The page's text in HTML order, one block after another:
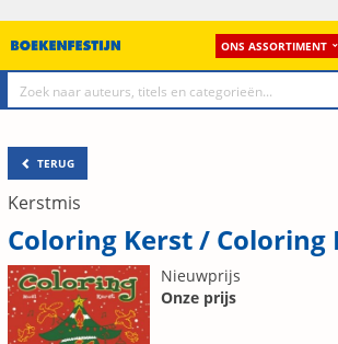
ONS ASSORTIMENT
TERUG
Kerstmis
Coloring Kerst / Coloring
Nieuwprijs
Onze prijs